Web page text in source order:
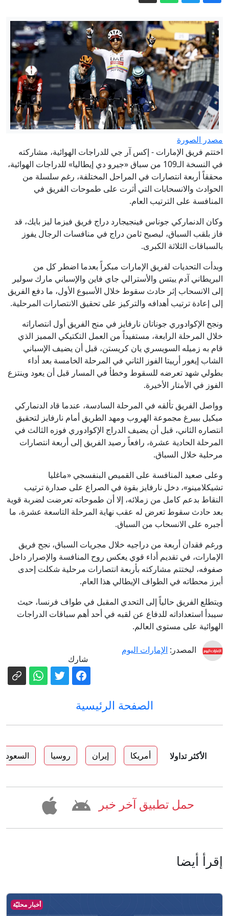
معارضين
الدفاع الروسية: إسقاط 360 طائرة مسيرة
أوكرانية خلال 12 ساعة
ألمانيا ـ إصلاح التقاعد معركة كسر عظم لا
تحتمل التأجيل
"بريطانيا أولا" نموذجا.. تغاضي الحكومة عن
هجمات المتطرفين يفاقم مخاوف
المسلمين
روسيا وأوكرانيا تلجآن لحرب الخوارزميات..
قبل العودة إلى المدارس.. 5 ملفات تتصدر
سباق الجاهزية لـ 31 أغسطس
مصدر الصورة
اختتم فريق الإمارات - إكس آر جي للدراجات الهوائية، مشاركته
في النسخة الـ109 من سباق «جيرو دي إيطاليا» للدراجات الهوائية،
محققاً أربعة انتصارات في المراحل المختلفة، رغم سلسلة من
الحوادث والانسحابات التي أثرت على طموحات الفريق في
المنافسة على الترتيب العام.
وكان الدنماركي جوناس فينجيجارد دراج فريق فيزما ليز بايك، قد
فاز بلقب السباق، ليصبح ثامن دراج في منافسات الرجال يفوز
بالسباقات الثلاثة الكبرى.
وبدأت التحديات لفريق الإمارات مبكراً بعدما اضطر كل من
البريطاني آدم ييتس والأسترالي جاي فاين والإسباني مارك سولير
إلى الانسحاب إثر حادث سقوط خلال الأسبوع الأول، ما دفع الفريق
إلى إعادة ترتيب أهدافه والتركيز على تحقيق الانتصارات المرحلية.
ونجح الإكوادوري جوناتان نارفايز في منح الفريق أول انتصاراته
خلال المرحلة الرابعة، مستفيداً من العمل التكتيكي المميز الذي
قام به زميله السويسري يان كريستن، قبل أن يضيف الإسباني
الشاب إيغور أرييتا الفوز الثاني في المرحلة الخامسة بعد أداء
بطولي شهد تعرضه للسقوط وخطأ في المسار قبل أن يعود وينتزع
الفوز في الأمتار الأخيرة.
وواصل الفريق تألقه في المرحلة السادسة، عندما قاد الدنماركي
ميكيل بييرغ مجموعة الهروب ومهد الطريق أمام نارفايز لتحقيق
انتصاره الثاني، قبل أن يضيف الدراج الإكوادوري فوزه الثالث في
المرحلة الحادية عشرة، رافعاً رصيد الفريق إلى أربعة انتصارات
مرحلية خلال السباق.
وعلى صعيد المنافسة على القميص البنفسجي «ماغليا
تشيكلامينو»، دخل نارفايز بقوة في الصراع على صدارة ترتيب
النقاط بدعم كامل من زملائه، إلا أن طموحاته تعرضت لضربة قوية
بعد حادث سقوط تعرض له عقب نهاية المرحلة التاسعة عشرة، ما
أجبره على الانسحاب من السباق.
ورغم فقدان أربعة من دراجيه خلال مجريات السباق، نجح فريق
الإمارات، في تقديم أداء قوي يعكس روح المنافسة والإصرار داخل
صفوفه، ليختتم مشاركته بأربعة انتصارات مرحلية شكلت إحدى
أبرز محطاته في الطواف الإيطالي هذا العام.
ويتطلع الفريق حالياً إلى التحدي المقبل في طواف فرنسا، حيث
سيبدأ استعداداته للدفاع عن لقبه في أحد أهم سباقات الدراجات
الهوائية على مستوى العالم.
المصدر: الإمارات اليوم
شارك
الصفحة الرئيسية
الأكثر تداولا أمريكا إيران روسيا
حمل تطبيق آخر خبر
إقرأ أيضا
أخبار محليّة